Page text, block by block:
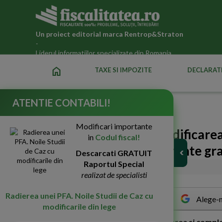
Un proiect editorial marca Rentrop&Straton
-
Liderul informatiilor specializate din Romania
home TAXE SI IMPOZITE
Ordinul 2803/2020.
transfer al sumelor aferente
06-Oct-2020 2446
Alege-
ATENTIE CONTABILI!
Modificari importante
in Codul fiscal!
Descarcati GRATUIT
Raportul Special
realizat de specialisti
Radierea unei PFA. Noile Studii de Caz cu
modificarile din lege